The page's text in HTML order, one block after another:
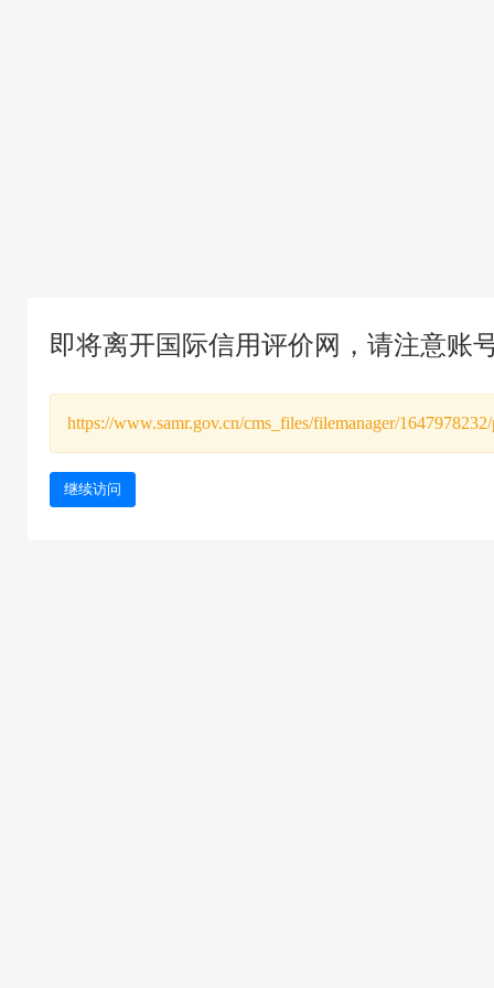
即将离开国际信用评价网，请注意账
https://www.samr.gov.cn/cms_files/filemanager/
继续访问